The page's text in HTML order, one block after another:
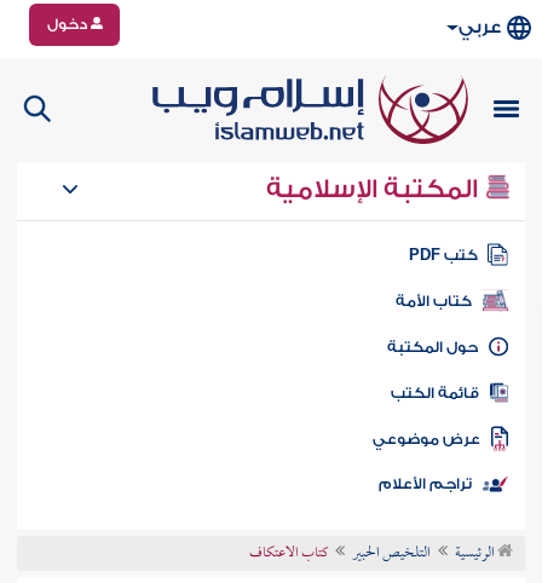
عربي دخول
المكتبة الإسلامية
كتب PDF
كتاب الأمة
المكتبة
الكتب
موضوعي
تراجم الأعلام
الرئيسية التلخيص الحبير كتاب الاعتكاف